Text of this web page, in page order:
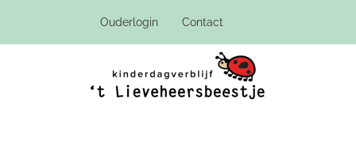
Ouderlogin Contact